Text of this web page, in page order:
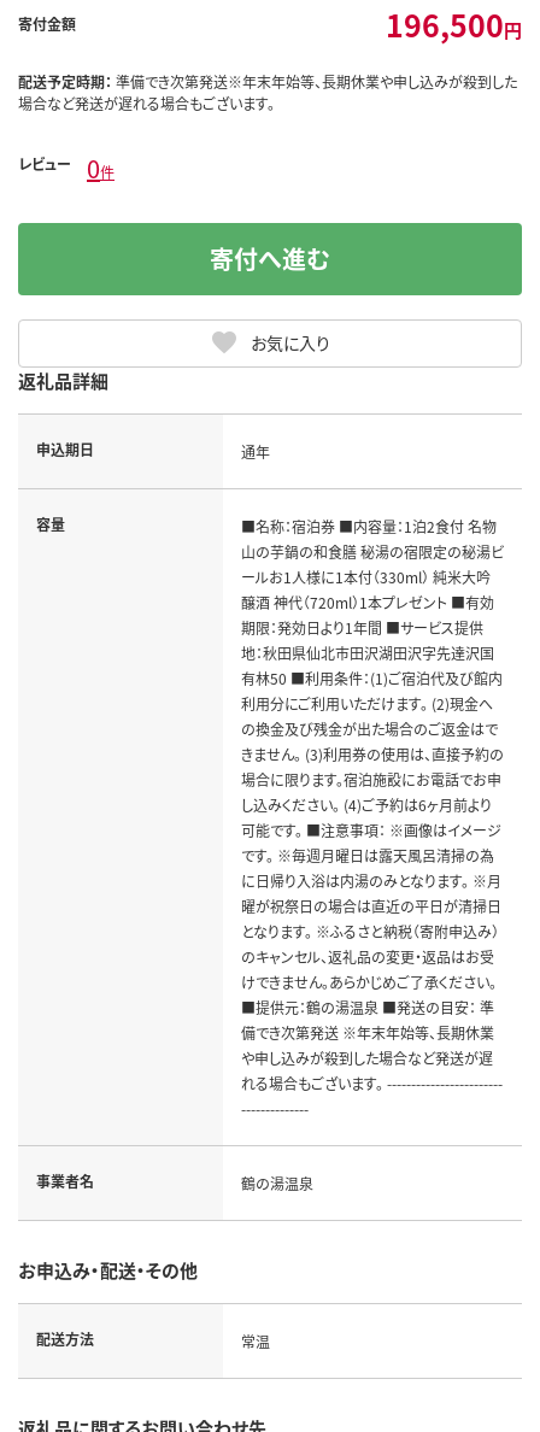
寄付金額 196,500円
配送予定時期： 準備でき次第発送※年末年始等、長期休業や申し込みが殺到した
場合など発送が遅れる場合もございます。
レビュー 0件
お気に入り
寄付へ進む
返礼品詳細
申込期日 通年
容量
■名称：宿泊券 ■内容量：1泊2食付 名物
山の芋鍋の和食膳 秘湯の宿限定の秘湯ビ
ールお1人様に1本付（330ml） 純米大吟
醸酒 神代（720ml）1本プレゼント ■有効
期限：発効日より1年間 ■サービス提供
地：秋田県仙北市田沢湖田沢字先達沢国
有林50 ■利用条件：(1)ご宿泊代及び館内
利用分にご利用いただけます。 (2)現金へ
の換金及び残金が出た場合のご返金はで
きません。 (3)利用券の使用は、直接予約の
場合に限ります。宿泊施設にお電話でお申
し込みください。 (4)ご予約は6ヶ月前より
可能です。 ■注意事項： ※画像はイメージ
です。 ※毎週月曜日は露天風呂清掃の為
に日帰り入浴は内湯のみとなります。 ※月
曜が祝祭日の場合は直近の平日が清掃日
となります。 ※ふるさと納税（寄附申込み）
のキャンセル、返礼品の変更・返品はお受
けできません。あらかじめご了承ください。
■提供元：鶴の湯温泉 ■発送の目安： 準
備でき次第発送 ※年末年始等、長期休業
や申し込みが殺到した場合など発送が遅
れる場合もございます。 ------------------------
--------------
事業者名 鶴の湯温泉
お申込み・配送・その他
配送方法 常温